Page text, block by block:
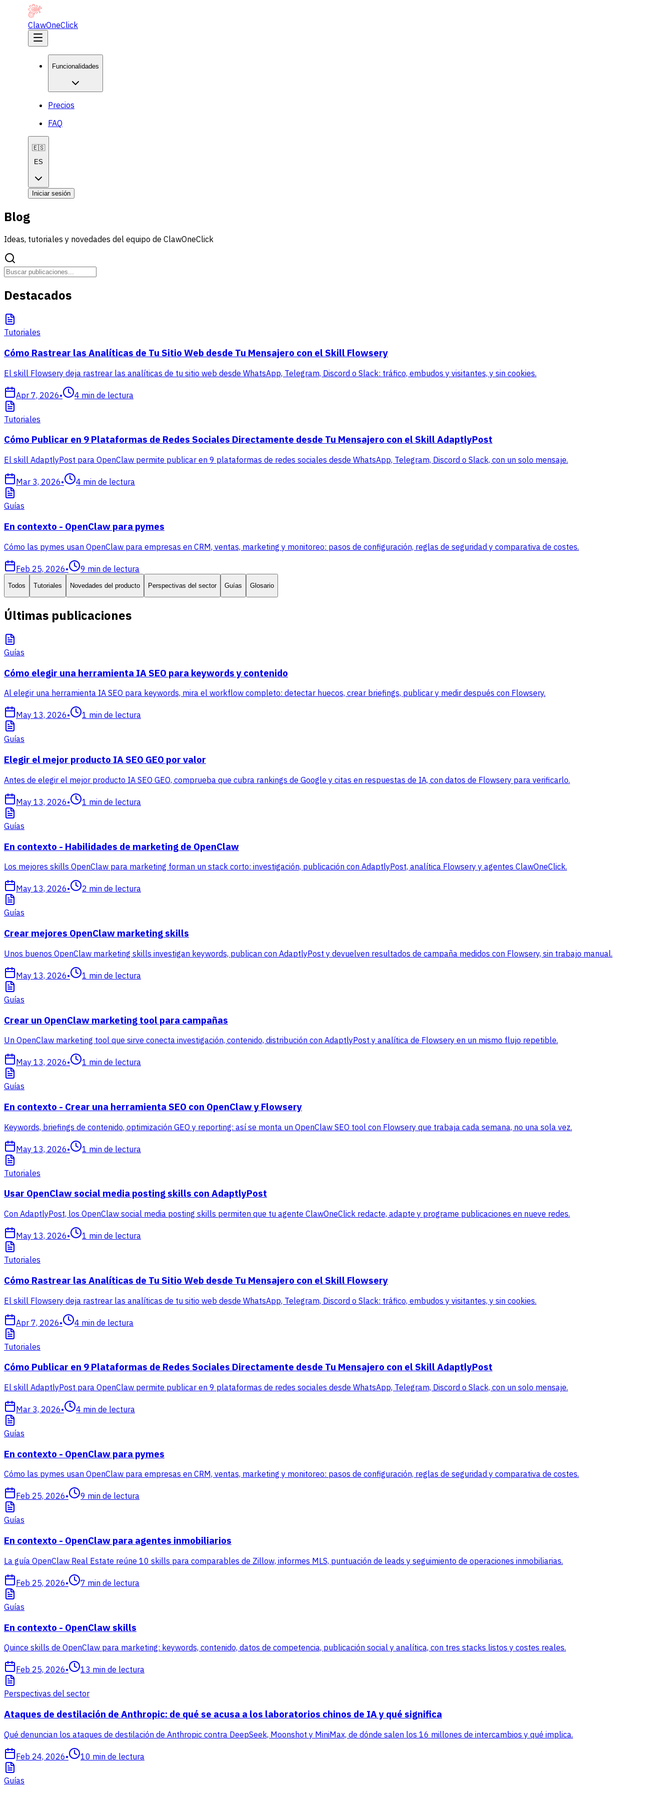
ClawOneClick
Funcionalidades
Precios
FAQ
🇪🇸
ES
Iniciar sesión
Blog
Ideas, tutoriales y novedades del equipo de ClawOneClick
Destacados
Tutoriales
Cómo Rastrear las Analíticas de Tu Sitio Web desde Tu Mensajero con el Skill Flowsery
El skill Flowsery deja rastrear las analíticas de tu sitio web desde WhatsApp, Telegram, Discord o Slack: tráfico, embudos y visitantes, y sin cookies.
Apr 7, 2026• 4 min de lectura
Tutoriales
Cómo Publicar en 9 Plataformas de Redes Sociales Directamente desde Tu Mensajero con el Skill AdaptlyPost
El skill AdaptlyPost para OpenClaw permite publicar en 9 plataformas de redes sociales desde WhatsApp, Telegram, Discord o Slack, con un solo mensaje.
Mar 3, 2026• 4 min de lectura
Guías
En contexto - OpenClaw para pymes
Cómo las pymes usan OpenClaw para empresas en CRM, ventas, marketing y monitoreo: pasos de configuración, reglas de seguridad y comparativa de costes.
Feb 25, 2026• 9 min de lectura
Todos Tutoriales Novedades del producto Perspectivas del sector Guías Glosario
Últimas publicaciones
Guías
Cómo elegir una herramienta IA SEO para keywords y contenido
Al elegir una herramienta IA SEO para keywords, mira el workflow completo: detectar huecos, crear briefings, publicar y medir después con Flowsery.
May 13, 2026• 1 min de lectura
Guías
Elegir el mejor producto IA SEO GEO por valor
Antes de elegir el mejor producto IA SEO GEO, comprueba que cubra rankings de Google y citas en respuestas de IA, con datos de Flowsery para verificarlo.
May 13, 2026• 1 min de lectura
Guías
En contexto - Habilidades de marketing de OpenClaw
Los mejores skills OpenClaw para marketing forman un stack corto: investigación, publicación con AdaptlyPost, analítica Flowsery y agentes ClawOneClick.
May 13, 2026• 2 min de lectura
Guías
Crear mejores OpenClaw marketing skills
Unos buenos OpenClaw marketing skills investigan keywords, publican con AdaptlyPost y devuelven resultados de campaña medidos con Flowsery, sin trabajo manual.
May 13, 2026• 1 min de lectura
Guías
Crear un OpenClaw marketing tool para campañas
Un OpenClaw marketing tool que sirve conecta investigación, contenido, distribución con AdaptlyPost y analítica de Flowsery en un mismo flujo repetible.
May 13, 2026• 1 min de lectura
Guías
En contexto - Crear una herramienta SEO con OpenClaw y Flowsery
Keywords, briefings de contenido, optimización GEO y reporting: así se monta un OpenClaw SEO tool con Flowsery que trabaja cada semana, no una sola vez.
May 13, 2026• 1 min de lectura
Tutoriales
Usar OpenClaw social media posting skills con AdaptlyPost
Con AdaptlyPost, los OpenClaw social media posting skills permiten que tu agente ClawOneClick redacte, adapte y programe publicaciones en nueve redes.
May 13, 2026• 1 min de lectura
Tutoriales
Cómo Rastrear las Analíticas de Tu Sitio Web desde Tu Mensajero con el Skill Flowsery
El skill Flowsery deja rastrear las analíticas de tu sitio web desde WhatsApp, Telegram, Discord o Slack: tráfico, embudos y visitantes, y sin cookies.
Apr 7, 2026• 4 min de lectura
Tutoriales
Cómo Publicar en 9 Plataformas de Redes Sociales Directamente desde Tu Mensajero con el Skill AdaptlyPost
El skill AdaptlyPost para OpenClaw permite publicar en 9 plataformas de redes sociales desde WhatsApp, Telegram, Discord o Slack, con un solo mensaje.
Mar 3, 2026• 4 min de lectura
Guías
En contexto - OpenClaw para pymes
Cómo las pymes usan OpenClaw para empresas en CRM, ventas, marketing y monitoreo: pasos de configuración, reglas de seguridad y comparativa de costes.
Feb 25, 2026• 9 min de lectura
Guías
En contexto - OpenClaw para agentes inmobiliarios
La guía OpenClaw Real Estate reúne 10 skills para comparables de Zillow, informes MLS, puntuación de leads y seguimiento de operaciones inmobiliarias.
Feb 25, 2026• 7 min de lectura
Guías
En contexto - OpenClaw skills
Quince skills de OpenClaw para marketing: keywords, contenido, datos de competencia, publicación social y analítica, con tres stacks listos y costes reales.
Feb 25, 2026• 13 min de lectura
Perspectivas del sector
Ataques de destilación de Anthropic: de qué se acusa a los laboratorios chinos de IA y qué significa
Qué denuncian los ataques de destilación de Anthropic contra DeepSeek, Moonshot y MiniMax, de dónde salen los 16 millones de intercambios y qué implica.
Feb 24, 2026• 10 min de lectura
Guías